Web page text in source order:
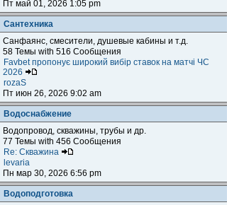
Пт май 01, 2026 1:05 pm
Сантехника
Санфаянс, смесители, душевые кабины и т.д.
58 Темы with 516 Сообщения
Favbet пропонує широкий вибір ставок на матчі ЧС
2026
rozaS
Пт июн 26, 2026 9:02 am
Водоснабжение
Водопровод, скважины, трубы и др.
77 Темы with 456 Сообщения
Re: Скважина
levaria
Пн мар 30, 2026 6:56 pm
Водоподготовка